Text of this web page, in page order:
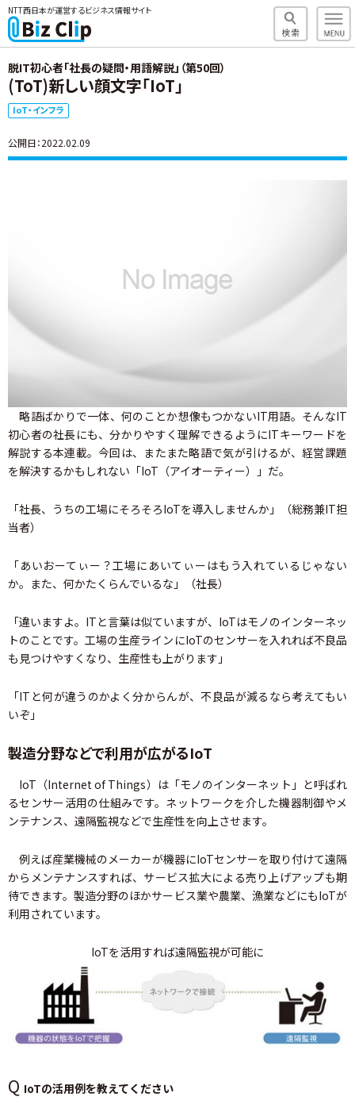
NTT西日本が運営するビジネス情報サイト
脱IT初心者「社長の疑問・用語解説」（第50回）
(ToT)新しい顔文字「IoT」
IoT・インフラ
公開日：2022.02.09
略語ばかりで一体、何のことか想像もつかないIT用語。そんなIT
初心者の社長にも、分かりやすく理解できるようにITキーワードを
解説する本連載。今回は、またまた略語で気が引けるが、経営課題
を解決するかもしれない「IoT（アイオーティー）」だ。
「社長、うちの工場にそろそろIoTを導入しませんか」（総務兼IT担
当者）
「あいおーてぃー？工場にあいてぃーはもう入れているじゃない
か。また、何かたくらんでいるな」（社長）
「違いますよ。ITと言葉は似ていますが、IoTはモノのインターネッ
トのことです。工場の生産ラインにIoTのセンサーを入れれば不良品
も見つけやすくなり、生産性も上がります」
「ITと何が違うのかよく分からんが、不良品が減るなら考えてもい
いぞ」
製造分野などで利用が広がるIoT
IoT（Internet of Things）は「モノのインターネット」と呼ばれ
るセンサー活用の仕組みです。ネットワークを介した機器制御やメ
ンテナンス、遠隔監視などで生産性を向上させます。
例えば産業機械のメーカーが機器にIoTセンサーを取り付けて遠隔
からメンテナンスすれば、サービス拡大による売り上げアップも期
待できます。製造分野のほかサービス業や農業、漁業などにもIoTが
利用されています。
IoTを活用すれば遠隔監視が可能に
Q IoTの活用例を教えてください